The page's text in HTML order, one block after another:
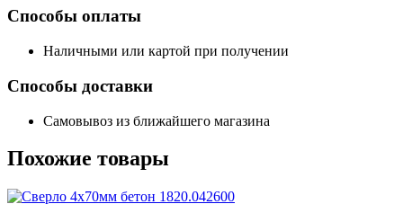
Способы оплаты
Наличными или картой при получении
Способы доставки
Самовывоз из ближайшего магазина
Похожие товары